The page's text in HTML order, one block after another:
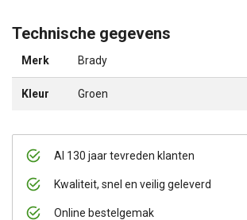
Al 130 jaar tevreden klanten
Kwaliteit, snel en veilig geleverd
Online bestelgemak
Technische gegevens
Merk Brady
Kleur Groen